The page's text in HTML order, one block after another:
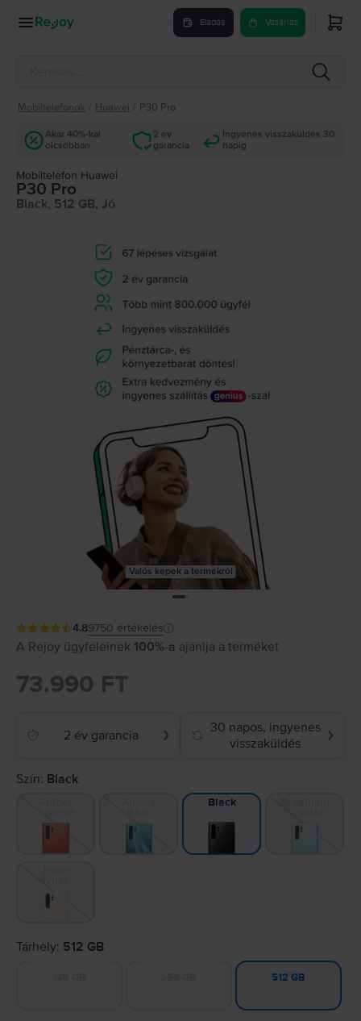
Eladás Vásárlás
Mobiltelefonok Huawei P30 Pro
Akár 40%-kal
olcsóbban
2 év
garancia
Ingyenes visszaküldés 30
napig
Mobiltelefon Huawei
P30 Pro
Black, 512 GB, Jó
Valós képek a termékről
4.89750 értékelés
A Rejoy ügyfeleinek 100%-a ajánlja a terméket
73.990 FT
2 év garancia ❯
30 napos, ingyenes
visszaküldés
❯
Szín: Black
Black
Tárhely: 512 GB
512 GB